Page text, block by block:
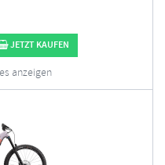
JETZT KAUFEN
anzeigen